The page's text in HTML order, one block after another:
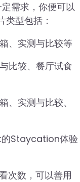
需求，你便可以
型包括：
、实测与比较等
比较、餐厅试食
、实测与比较、
的Staycation体验
次数，可以善用